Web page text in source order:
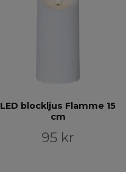
LED blockljus Flamme 15
cm
95 kr